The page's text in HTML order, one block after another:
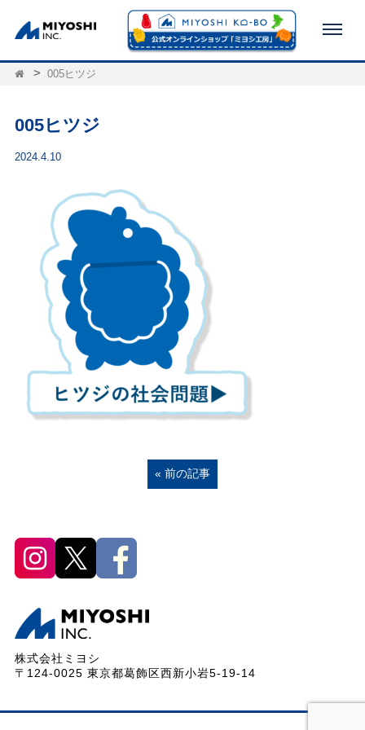
005ヒツジ
005ヒツジ
2024.4.10
« 前の記事
株式会社ミヨシ
〒124-0025 東京都葛飾区西新小岩5-19-14